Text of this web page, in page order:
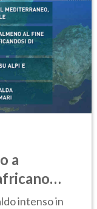
a
intenso in